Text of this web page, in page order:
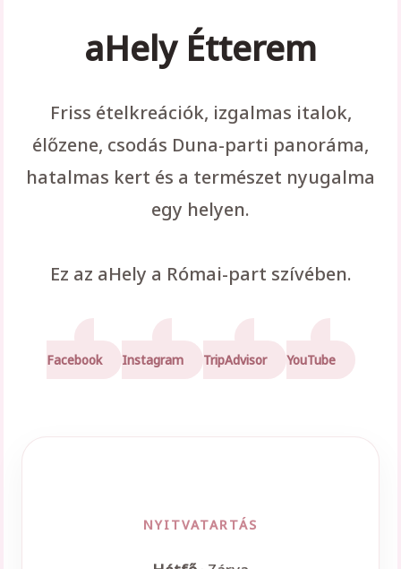
aHely Étterem
Friss ételkreációk, izgalmas italok,
élőzene, csodás Duna-parti panoráma,
hatalmas kert és a természet nyugalma
egy helyen.
Ez az aHely a Római-part szívében.
Facebook Instagram TripAdvisor YouTube
NYITVATARTÁS